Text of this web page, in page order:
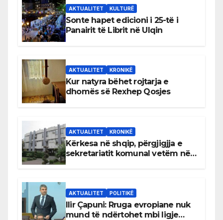
AKTUALITET KULTURË
Sonte hapet edicioni i 25-të i
Panairit të Librit në Ulqin
AKTUALITET KRONIKË
Kur natyra bëhet rojtarja e
dhomës së Rexhep Qosjes
AKTUALITET KRONIKË
Kërkesa në shqip, përgjigjja e
sekretariatit komunal vetëm në
AKTUALITET POLITIKË
Ilir Çapuni: Rruga evropiane nuk
mund të ndërtohet mbi ligje